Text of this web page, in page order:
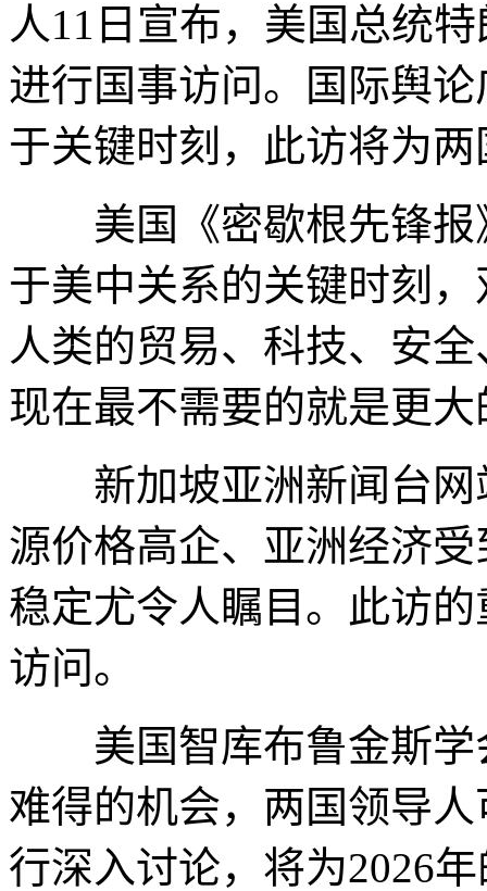
人11日宣布，美国总统
进行国事访问。国际舆
于关键时刻，此访将为
美国《密歇根先锋报
于美中关系的关键时刻
人类的贸易、科技、安
现在最不需要的就是更大
新加坡亚洲新闻台网
源价格高企、亚洲经济
稳定尤令人瞩目。此访
访问。
美国智库布鲁金斯学
难得的机会，两国领导
行深入讨论，将为2026